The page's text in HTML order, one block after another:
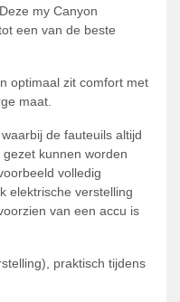
my Canyon
een van de beste
optimaal zit comfort met
maat.
de fauteuils altijd
kunnen worden
volledig
elektrische verstelling
van een accu is
praktisch tijdens